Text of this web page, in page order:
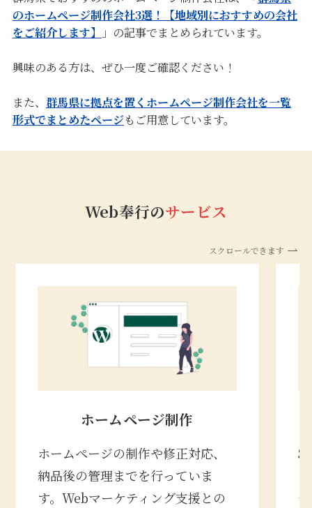
のホームページ制作会社3選！【地域別におすすめの会社
をご紹介します】
」の記事でまとめられています。
興味のある方は、ぜひ一度ご確認ください！
また、 群馬県に拠点を置くホームページ制作会社を一覧
形式でまとめたページもご用意しています。
Web奉行のサービス
スクロールできます
ホームページ制作
ホームページの制作や修正対応、
納品後の管理までを行っていま
す。Webマーケティング支援との